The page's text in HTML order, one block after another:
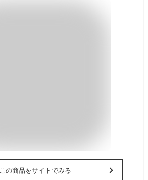
この商品をサイトでみる